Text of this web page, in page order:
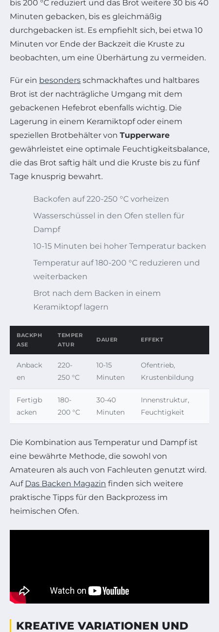
bis 200 °C reduziert und das Brot weitere 30 bis 40
Minuten gebacken, bis es gleichmäßig
durchgebacken ist. Es empfiehlt sich, bei etwa 10
Minuten vor Ende der Backzeit die Kruste zu
beobachten, um eine Überhärtung zu vermeiden.
Für ein besonders schmackhaftes und haltbares
Brot ist der nachträgliche Umgang mit dem
gebackenen Hefebrot ebenfalls wichtig. Die
Lagerung in einem Keramiktopf oder einem
speziellen Brotbehälter von Tupperware
gewährleistet eine optimale Feuchtigkeitsbalance,
die das Brot saftig hält und die Kruste bis zu fünf
Tage knusprig bewahrt.
Backofen auf 220-250 °C vorheizen
Wasserschüssel in den Ofen stellen für
Dampf
10-15 Minuten bei hoher Temperatur backen
Temperatur auf 180-200 °C reduzieren und
weiterbacken
Brot nach dem Backen in einem
Keramiktopf lagern
BACKPH
ASE
TEMPER
ATUR
DAUER EFFEKT
Anback
en
220-
250 °C
10-15
Minuten
Ofentrieb,
Krustenbildung
Fertigb
acken
180-
200 °C
30-40
Minuten
Innenstruktur,
Feuchtigkeit
Die Kombination aus Temperatur und Dampf ist
eine bewährte Methode, die sowohl von
Amateuren als auch von Fachleuten genutzt wird.
Auf Das Backen Magazin finden sich weitere
praktische Tipps für den Backprozess im
heimischen Ofen.
KREATIVE VARIATIONEN UND